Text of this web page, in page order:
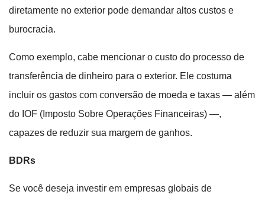
diretamente no exterior pode demandar altos custos e
burocracia.
Como exemplo, cabe mencionar o custo do processo de
transferência de dinheiro para o exterior. Ele costuma
incluir os gastos com conversão de moeda e taxas — além
do IOF (Imposto Sobre Operações Financeiras) —,
capazes de reduzir sua margem de ganhos.
BDRs
Se você deseja investir em empresas globais de